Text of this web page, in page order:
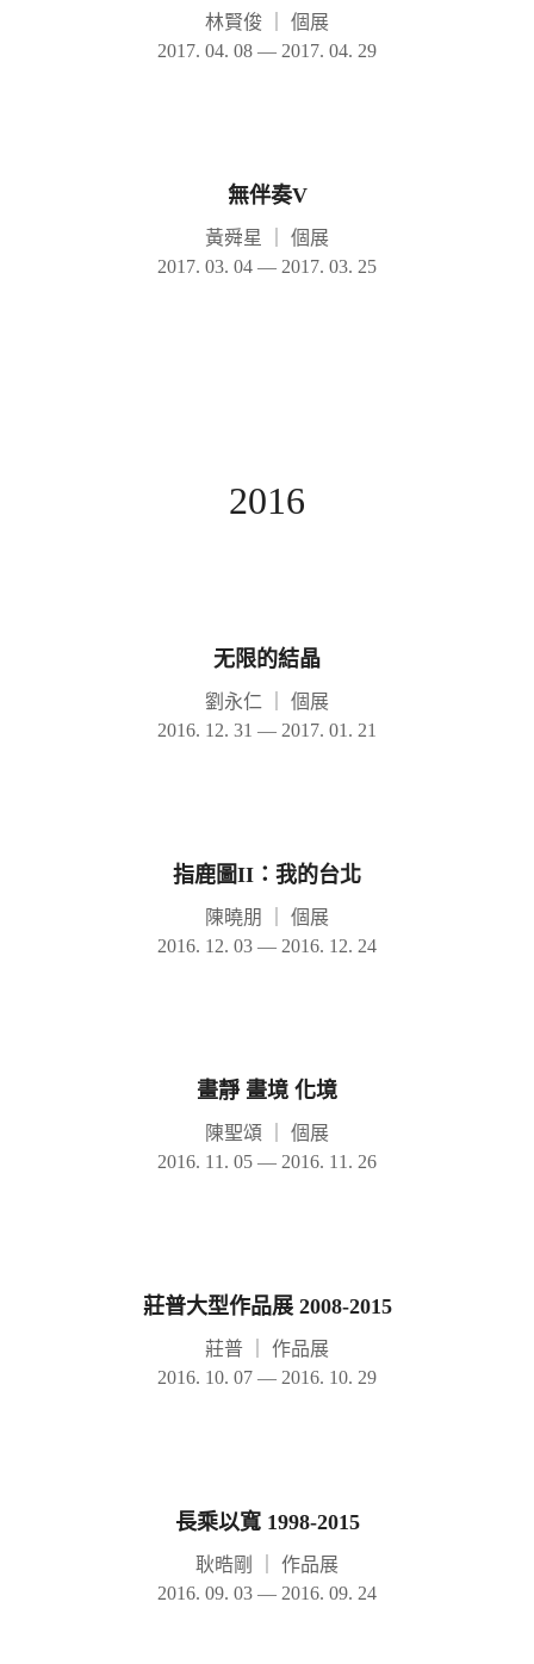
林賢俊
個展
2017. 04. 08 — 2017. 04. 29
無伴奏V
黃舜星
個展
2017. 03. 04 — 2017. 03. 25
2016
无限的結晶
劉永仁
個展
2016. 12. 31 — 2017. 01. 21
指鹿圖II：我的台北
陳曉朋
個展
2016. 12. 03 — 2016. 12. 24
畫靜 畫境 化境
陳聖頌
個展
2016. 11. 05 — 2016. 11. 26
莊普大型作品展 2008-2015
莊普
作品展
2016. 10. 07 — 2016. 10. 29
長乘以寬 1998-2015
耿晧剛
作品展
2016. 09. 03 — 2016. 09. 24